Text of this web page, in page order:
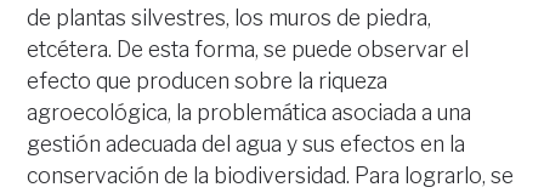
de plantas silvestres, los muros de piedra,
etcétera. De esta forma, se puede observar el
efecto que producen sobre la riqueza
agroecológica, la problemática asociada a una
gestión adecuada del agua y sus efectos en la
conservación de la biodiversidad. Para lograrlo, se